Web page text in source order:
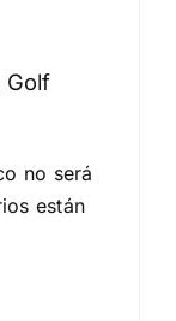
Golf
no será
están